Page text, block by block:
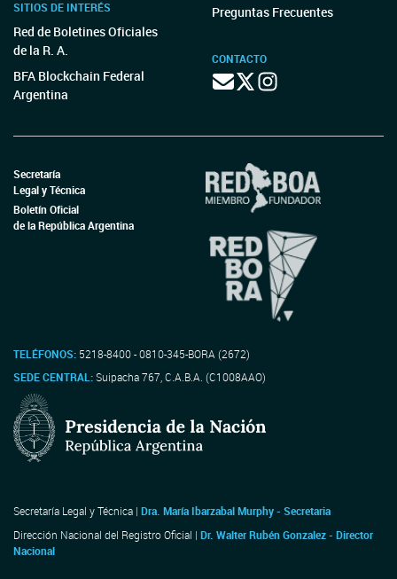
SITIOS DE INTERÉS
Red de Boletines Oficiales
de la R. A.
BFA Blockchain Federal
Argentina
Preguntas Frecuentes
CONTACTO
Secretaría
Legal y Técnica
Boletín Oficial
de la República Argentina
TELÉFONOS: 5218-8400 - 0810-345-BORA (2672)
SEDE CENTRAL:Suipacha 767, C.A.B.A. (C1008AAO)
Secretaría Legal y Técnica | Dra. María Ibarzabal Murphy - Secretaria
Dirección Nacional del Registro Oficial | Dr. Walter Rubén Gonzalez - Director
Nacional